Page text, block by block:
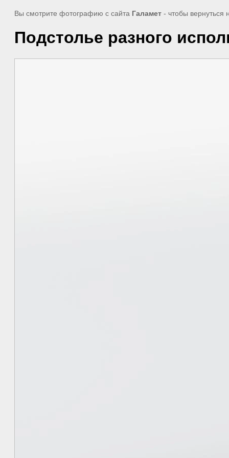
Вы смотрите фотографию с сайта Галамет - чтобы вернуться
Подстолье разного